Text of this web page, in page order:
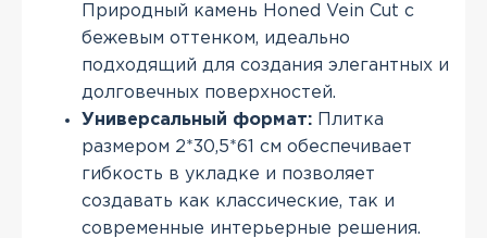
Природный камень Honed Vein Cut с
бежевым оттенком, идеально
подходящий для создания элегантных и
долговечных поверхностей.
Универсальный формат: Плитка
размером 2*30,5*61 см обеспечивает
гибкость в укладке и позволяет
создавать как классические, так и
современные интерьерные решения.